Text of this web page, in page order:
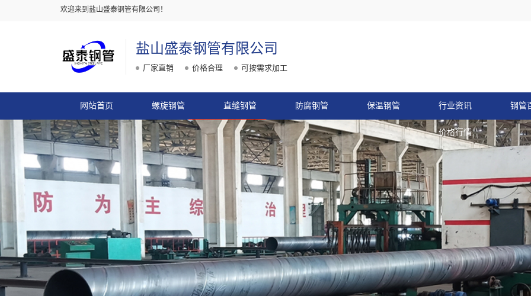
欢迎来到盐山盛泰钢管有限公司！
盐山盛泰钢管有限公司
厂家直销 价格合理 可按需求加工
网站首页 螺旋钢管 直缝钢管 防腐钢管 保温钢管 行业资讯
价格行情
钢管